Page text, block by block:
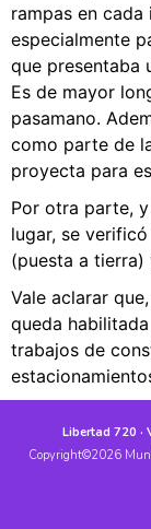
rampas en cada
especialmente
que presentaba
Es de mayor
pasamano.
como parte de
proyecta para
Por otra parte,
lugar, se
(puesta a tierra)
Vale aclarar
queda
trabajos de
Libertad 720 ·
Copyright©2026